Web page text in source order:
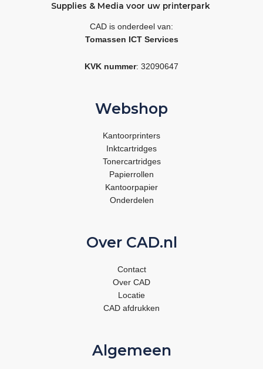
Supplies & Media voor uw printerpark
CAD is onderdeel van:
Tomassen ICT Services
KVK nummer: 32090647
Webshop
Kantoorprinters
Inktcartridges
Tonercartridges
Papierrollen
Kantoorpapier
Onderdelen
Over CAD.nl
Contact
Over CAD
Locatie
CAD afdrukken
Algemeen